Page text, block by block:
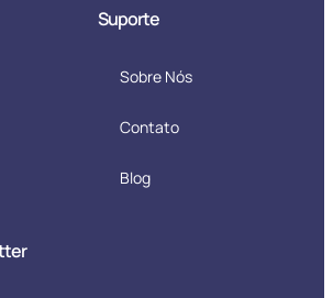
Suporte
Sobre Nós
Contato
Blog